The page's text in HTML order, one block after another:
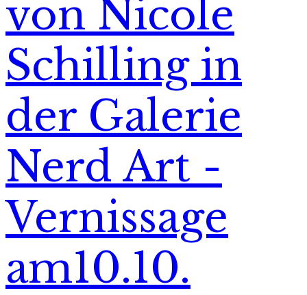
von Nicole
Schilling in
der Galerie
Nerd Art -
Vernissage
am10.10.